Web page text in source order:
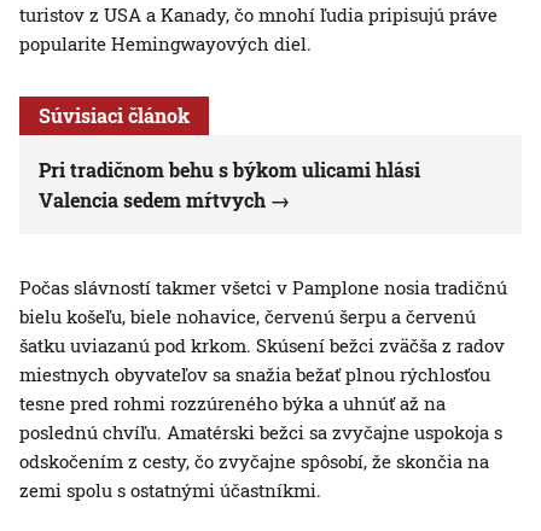
turistov z USA a Kanady, čo mnohí ľudia pripisujú práve
popularite Hemingwayových diel.
Súvisiaci článok
Pri tradičnom behu s býkom ulicami hlási
Valencia sedem mŕtvych
Počas slávností takmer všetci v Pamplone nosia tradičnú
bielu košeľu, biele nohavice, červenú šerpu a červenú
šatku uviazanú pod krkom. Skúsení bežci zväčša z radov
miestnych obyvateľov sa snažia bežať plnou rýchlosťou
tesne pred rohmi rozzúreného býka a uhnúť až na
poslednú chvíľu. Amatérski bežci sa zvyčajne uspokoja s
odskočením z cesty, čo zvyčajne spôsobí, že skončia na
zemi spolu s ostatnými účastníkmi.